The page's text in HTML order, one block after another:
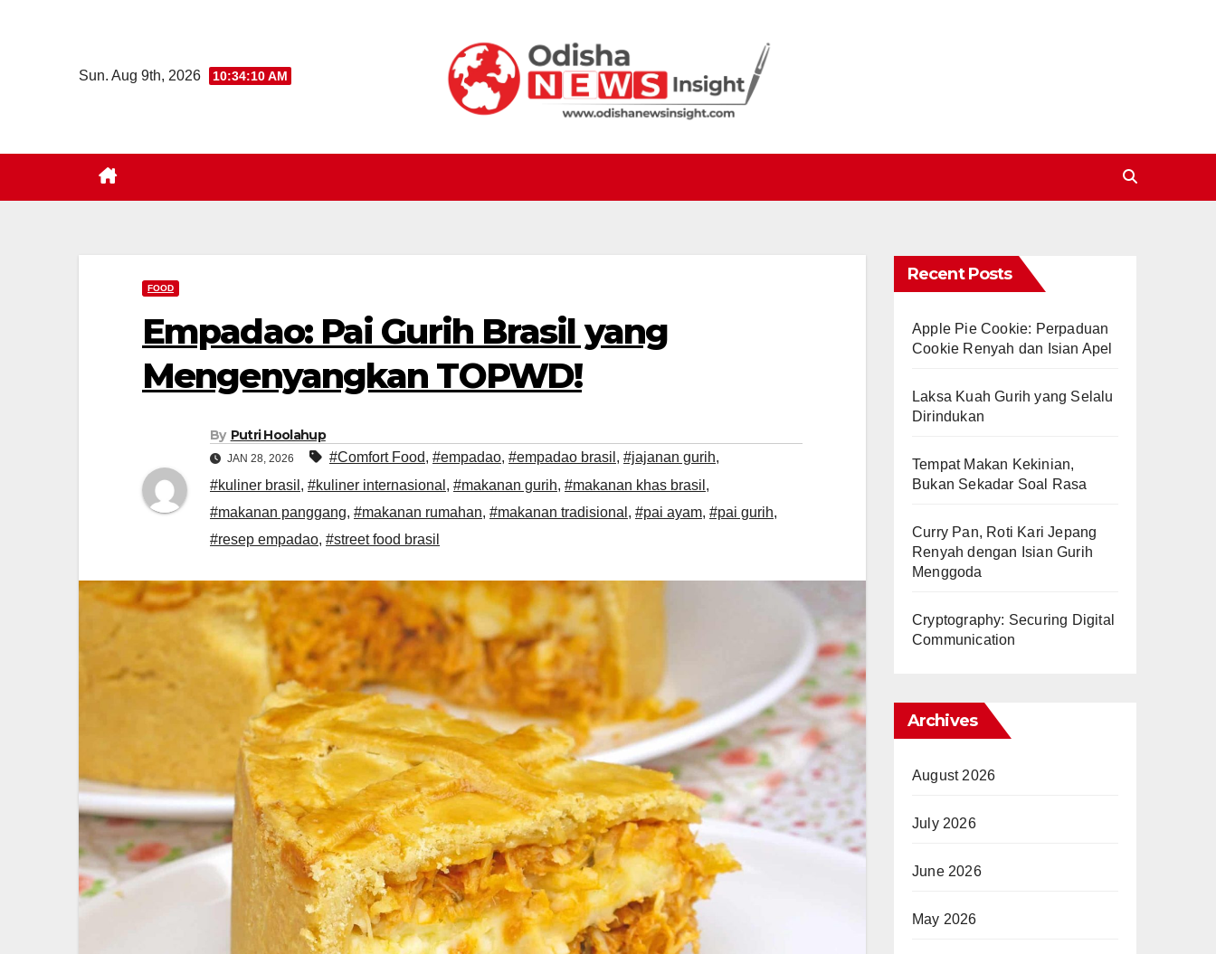
Sun. Aug 9th, 2026 10:34:11 AM
FOOD
Empadao: Pai Gurih Brasil yang
Mengenyangkan TOPWD!
By Putri Hoolahup
JAN 28, 2026 #Comfort Food, #empadao, #empadao brasil , #jajanan gurih,
#kuliner brasil , #kuliner internasional , #makanan gurih, #makanan khas brasil ,
#makanan panggang, #makanan rumahan, #makanan tradisional , #pai ayam, #pai gurih,
#resep empadao, #street food brasil
Recent Posts
Apple Pie Cookie: Perpaduan
Cookie Renyah dan Isian Apel
Laksa Kuah Gurih yang Selalu
Dirindukan
Tempat Makan Kekinian,
Bukan Sekadar Soal Rasa
Curry Pan, Roti Kari Jepang
Renyah dengan Isian Gurih
Menggoda
Cryptography: Securing Digital
Communication
Archives
August 2026
July 2026
June 2026
May 2026